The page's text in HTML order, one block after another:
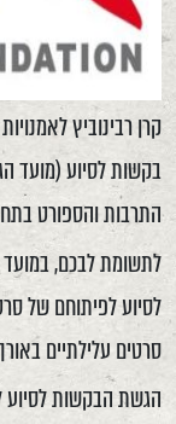
קרן רבינוביץ
בקשות לסיוע (מועד
התרבות והספורט
לתשומת לבכם,
סרטים עלילתיים
הגשת הבקשות לסיוע